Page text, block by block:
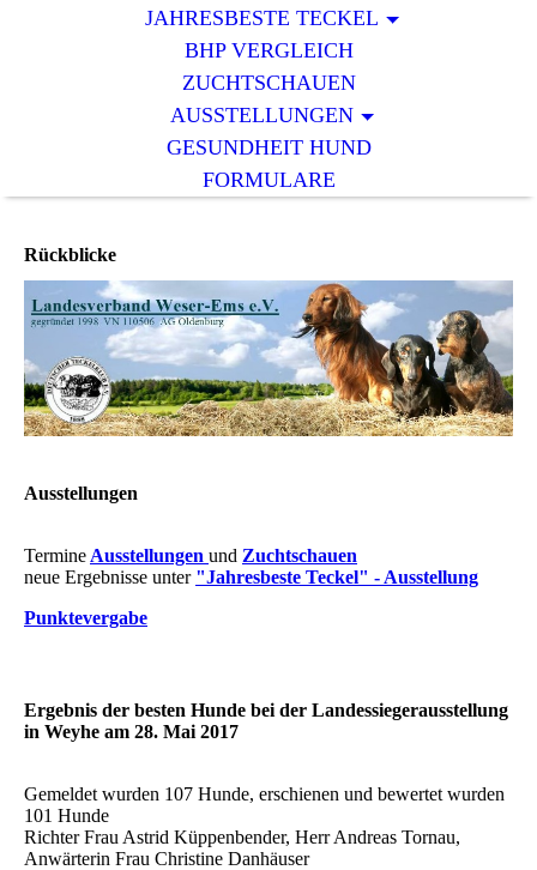
JAHRESBESTE TECKEL
BHP VERGLEICH
ZUCHTSCHAUEN
AUSSTELLUNGEN
GESUNDHEIT HUND
FORMULARE
Rückblicke
Ausstellungen
Termine Ausstellungen und Zuchtschauen
neue Ergebnisse unter "Jahresbeste Teckel" - Ausstellung
Punktevergabe
Ergebnis der besten Hunde bei der Landessiegerausstellung
in Weyhe am 28. Mai 2017
Gemeldet wurden 107 Hunde, erschienen und bewertet wurden
101 Hunde
Richter Frau Astrid Küppenbender, Herr Andreas Tornau,
Anwärterin Frau Christine Danhäuser